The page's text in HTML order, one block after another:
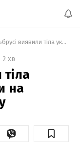
На Ельбрусі виявили тіла українців, які зникли на Кавказі 13 років тому
2 хв
на